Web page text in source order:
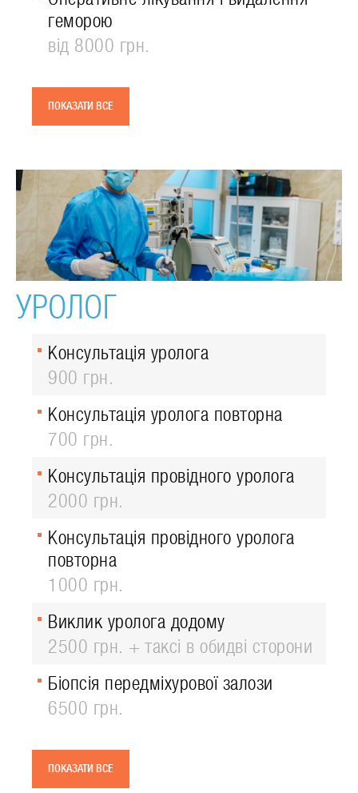
геморою
від 8000 грн.
ПОКАЗАТИ ВСЕ
УРОЛОГ
Консультація уролога
900 грн.
Консультація уролога повторна
700 грн.
Консультація провідного уролога
2000 грн.
Консультація провідного уролога
повторна
1000 грн.
Виклик уролога додому
2500 грн. + таксі в обидві сторони
Біопсія передміхурової залози
6500 грн.
ПОКАЗАТИ ВСЕ